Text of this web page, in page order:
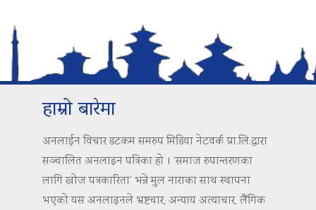
हाम्रो बारेमा
अनलाईन विचार डटकम समरुप मिडिया नेटवर्क प्रा.लि.द्वारा
सञ्चालित अनलाइन पत्रिका हो । ‘समाज रुपान्तरणका
लागि खोज पत्रकारिता’ भन्ने मुल नाराका साथ स्थापना
भएको यस अनलाइनले भ्रष्टचार, अन्याय अत्याचार, लैंगिक